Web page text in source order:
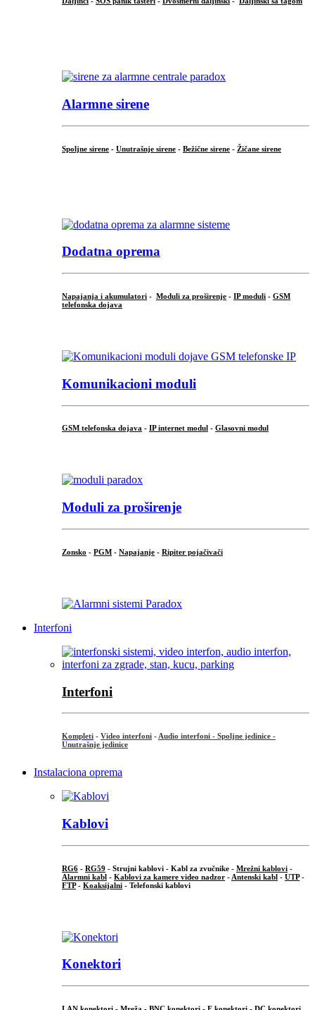
Alarmne sirene
Spoljne sirene - Unutrašnje sirene - Bežične sirene - Žičane sirene
Dodatna oprema
Napajanja i akumulatori - Moduli za proširenje - IP moduli - GSM
telefonska dojava
Komunikacioni moduli
GSM telefonska dojava - IP internet modul - Glasovni modul
Moduli za proširenje
Zonsko - PGM - Napajanje - Ripiter pojačivači
Interfoni
Interfoni
Kompleti - Video interfoni - Audio interfoni - Spoljne jedinice -
Unutrašnje jedinice
Instalaciona oprema
Kablovi
RG6 - RG59 - Strujni kablovi - Kabl za zvučnike - Mrežni kablovi -
Alarmni kabl - Kablovi za kamere video nadzor - Antenski kabl - UTP-
FTP- Koaksijalni - Telefonski kablovi
Konektori